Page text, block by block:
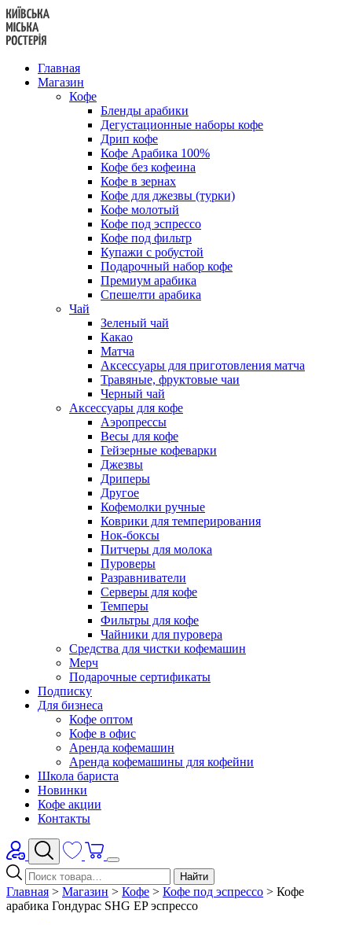
Перейти
к
содержанию
Главная
Магазин
Кофе
Бленды арабики
Дегустационные наборы кофе
Дрип кофе
Кофе Арабика 100%
Кофе без кофеина
Кофе в зернах
Кофе для джезвы (турки)
Кофе молотый
Кофе под эспрессо
Кофе под фильтр
Купажи с робустой
Подарочный набор кофе
Премиум арабика
Спешелти арабика
Чай
Зеленый чай
Какао
Матча
Аксессуары для приготовления матча
Травяные, фруктовые чаи
Черный чай
Аксессуары для кофе
Аэропрессы
Весы для кофе
Гейзерные кофеварки
Джезвы
Дриперы
Другое
Кофемолки ручные
Коврики для темперирования
Нок-боксы
Питчеры для молока
Пуроверы
Разравниватели
Серверы для кофе
Темперы
Фильтры для кофе
Чайники для пуровера
Средства для чистки кофемашин
Мерч
Подарочные сертификаты
Подписку
Для бизнеса
Кофе оптом
Кофе в офис
Аренда кофемашин
Аренда кофемашины для кофейни
Школа бариста
Новинки
Кофе акции
Контакты
Найти
Главная > Магазин > Кофе > Кофе под эспрессо > Кофе
арабика Гондурас SHG EP эспрессо